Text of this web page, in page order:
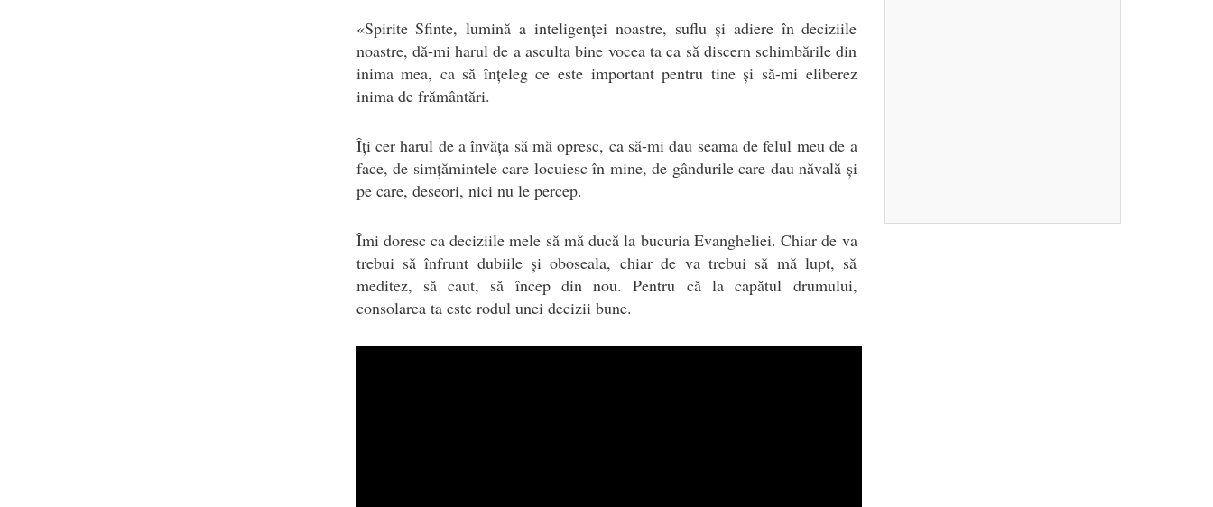
«Spirite Sfinte, lumină a inteligenței noastre, suflu și adiere în deciziile
noastre, dă-mi harul de a asculta bine vocea ta ca să discern schimbările din
inima mea, ca să înțeleg ce este important pentru tine și să-mi eliberez
inima de frământări.
Îți cer harul de a învăța să mă opresc, ca să-mi dau seama de felul meu de a
face, de simțămintele care locuiesc în mine, de gândurile care dau năvală și
pe care, deseori, nici nu le percep.
Îmi doresc ca deciziile mele să mă ducă la bucuria Evangheliei. Chiar de va
trebui să înfrunt dubiile și oboseala, chiar de va trebui să mă lupt, să
meditez, să caut, să încep din nou. Pentru că la capătul drumului,
consolarea ta este rodul unei decizii bune.